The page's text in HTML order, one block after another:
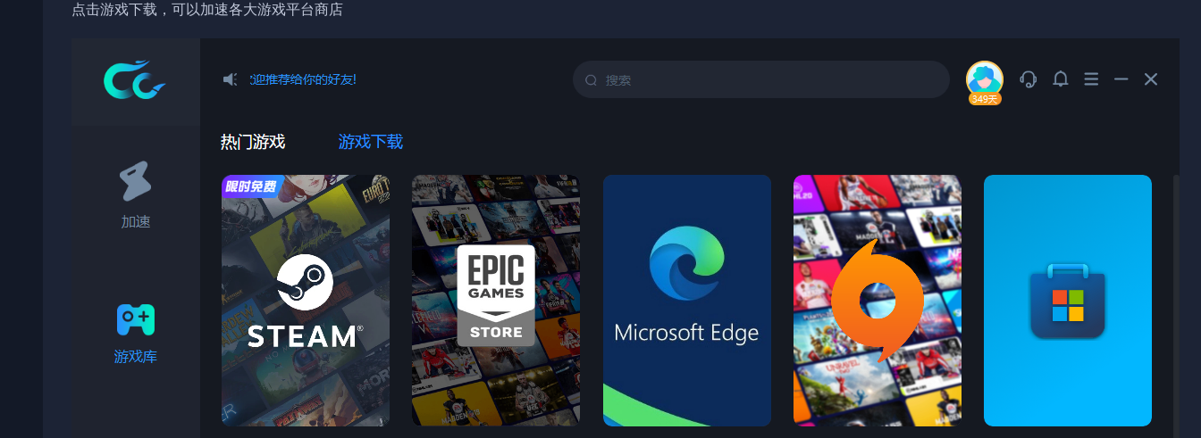
点击游戏下载，可以加速各大游戏平台商店